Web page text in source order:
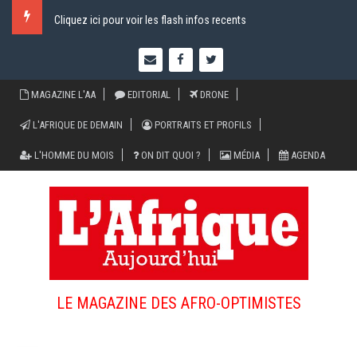
Cliquez ici pour voir les flash infos recents
MAGAZINE L'AA EDITORIAL DRONE
L'AFRIQUE DE DEMAIN PORTRAITS ET PROFILS
L'HOMME DU MOIS ON DIT QUOI ? MÉDIA AGENDA
LE MAGAZINE DES AFRO-OPTIMISTES